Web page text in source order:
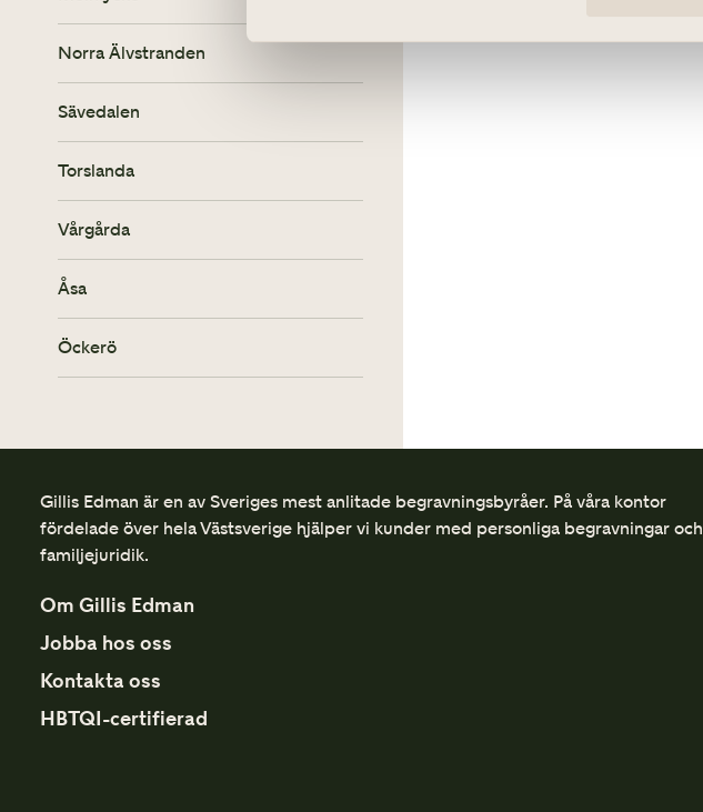
Norra Älvstranden
Sävedalen
Torslanda
Vårgårda
Åsa
Öckerö
Gillis Edman är en av Sveriges mest anlitade begravningsbyråer. På våra kontor
fördelade över hela Västsverige hjälper vi kunder med personliga begravningar och
familjejuridik.
Om Gillis Edman
Jobba hos oss
Kontakta oss
HBTQI-certifierad